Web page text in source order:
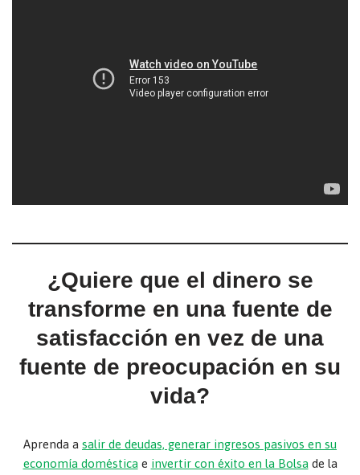
¿Quiere que el dinero se
transforme en una fuente de
satisfacción en vez de una
fuente de preocupación en su
vida?
Aprenda a salir de deudas, generar ingresos pasivos en su
economía doméstica e invertir con éxito en la Bolsa de la